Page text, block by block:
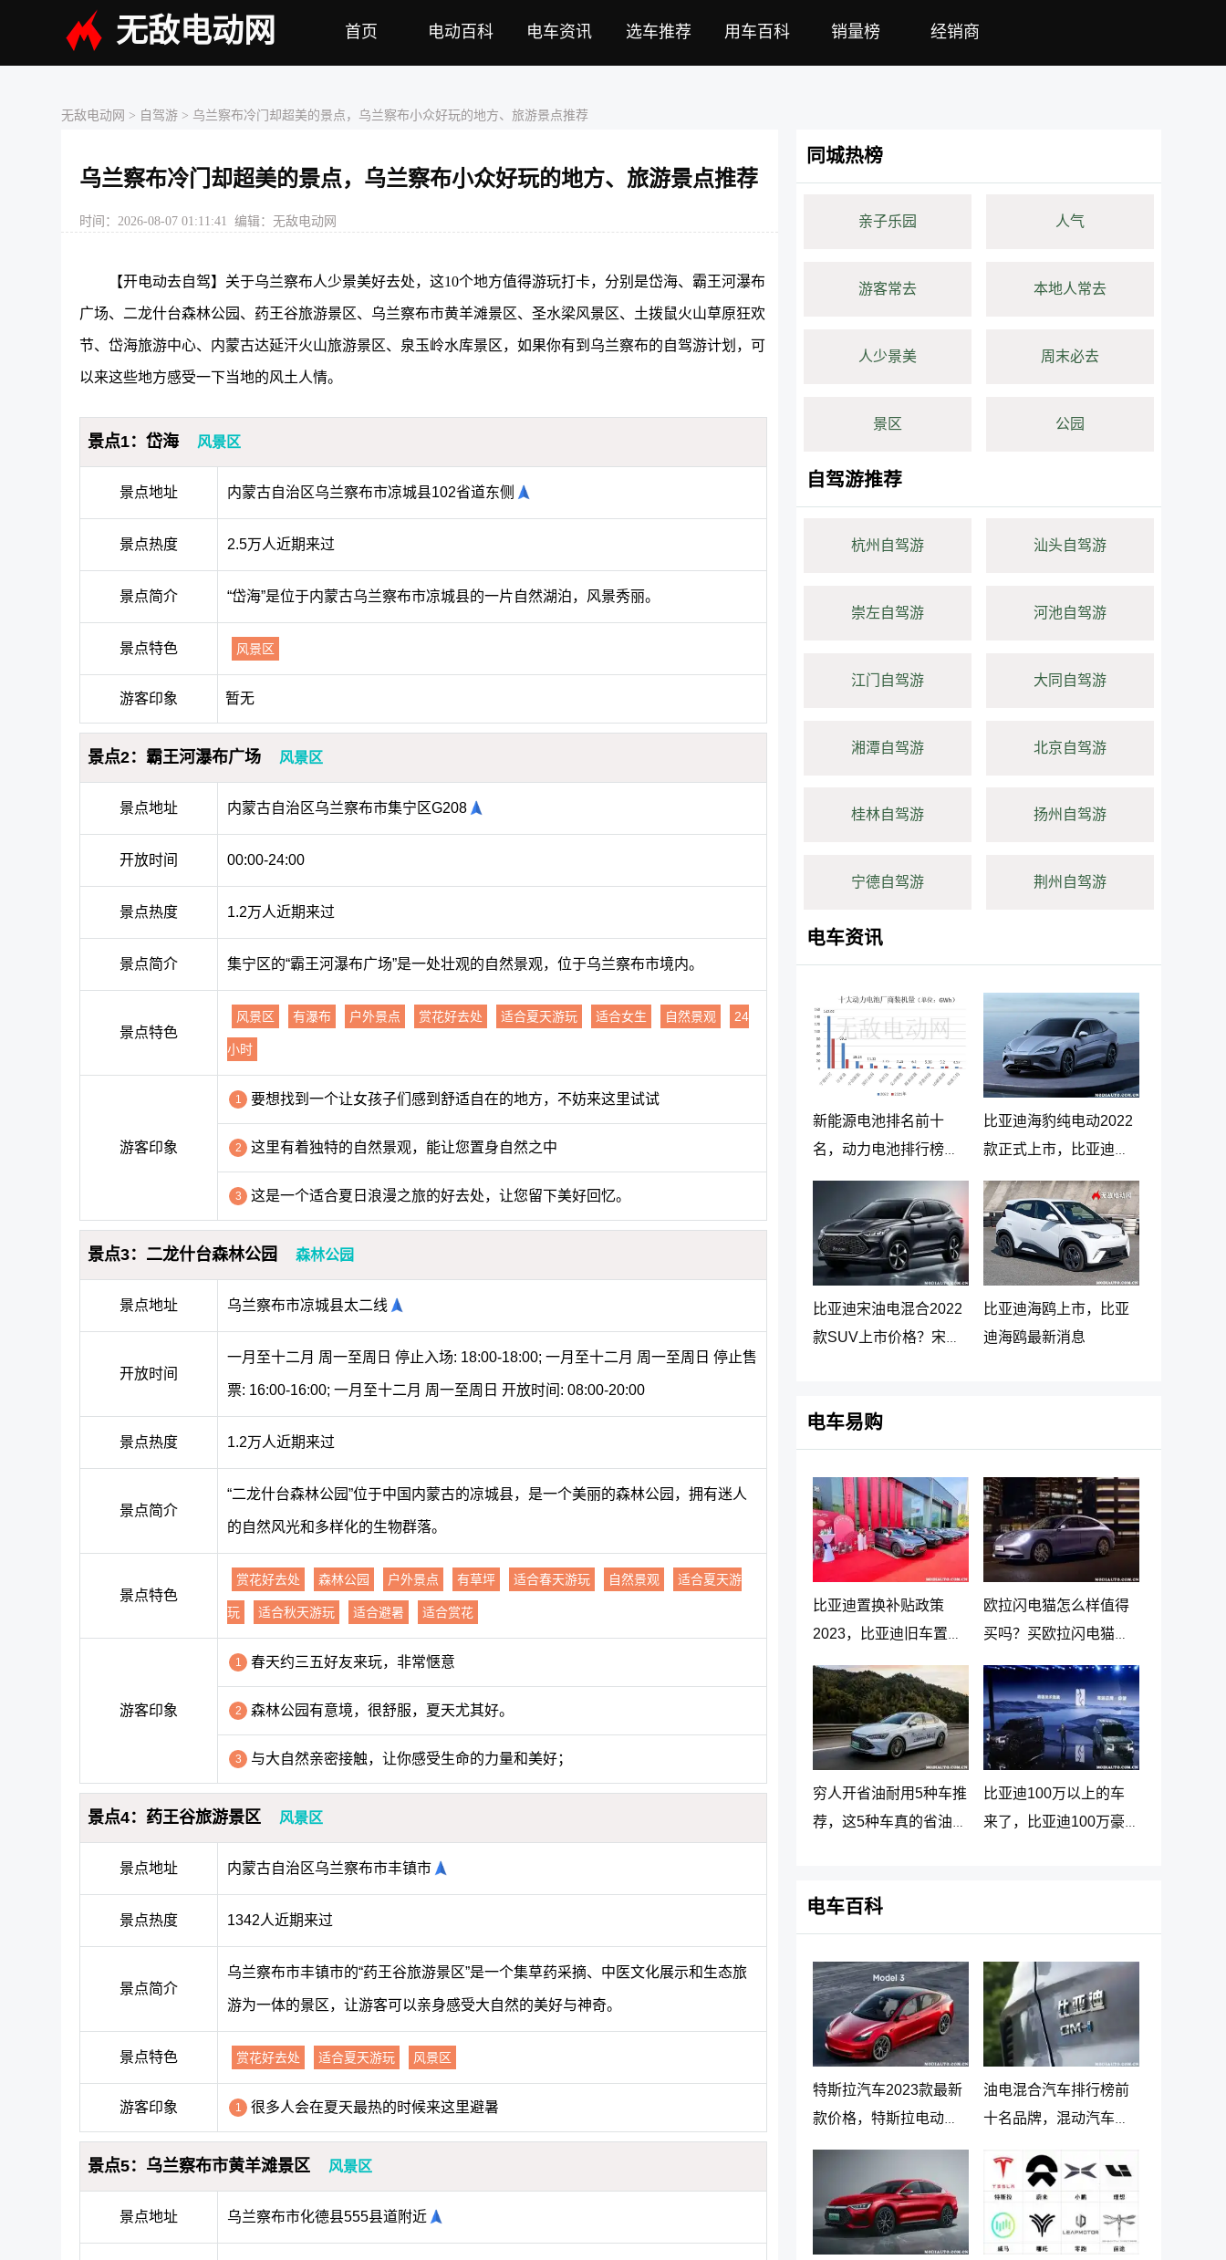
无敌电动网 首页 电动百科 电车资讯 选车推荐 用车百科 销量榜 经销商
无敌电动网 > 自驾游 > 乌兰察布冷门却超美的景点，乌兰察布小众好玩的地方、旅游景点推荐
乌兰察布冷门却超美的景点，乌兰察布小众好玩的地方、旅游景点推荐
时间：2026-08-07 01:11:41 编辑：无敌电动网
【开电动去自驾】关于乌兰察布人少景美好去处，这10个地方值得游玩打卡，分别是岱海、霸王河瀑布
广场、二龙什台森林公园、药王谷旅游景区、乌兰察布市黄羊滩景区、圣水梁风景区、土拨鼠火山草原狂欢
节、岱海旅游中心、内蒙古达延汗火山旅游景区、泉玉岭水库景区，如果你有到乌兰察布的自驾游计划，可
以来这些地方感受一下当地的风土人情。
景点1：岱海 风景区
景点地址 内蒙古自治区乌兰察布市凉城县102省道东侧
景点热度 2.5万人近期来过
景点简介 “岱海”是位于内蒙古乌兰察布市凉城县的一片自然湖泊，风景秀丽。
景点特色 风景区
游客印象 暂无
景点2：霸王河瀑布广场 风景区
景点地址 内蒙古自治区乌兰察布市集宁区G208
开放时间 00:00-24:00
景点热度 1.2万人近期来过
景点简介 集宁区的“霸王河瀑布广场”是一处壮观的自然景观，位于乌兰察布市境内。
景点特色
风景区 有瀑布 户外景点 赏花好去处 适合夏天游玩 适合女生 自然景观 24
小时
游客印象
1 要想找到一个让女孩子们感到舒适自在的地方，不妨来这里试试
2 这里有着独特的自然景观，能让您置身自然之中
3 这是一个适合夏日浪漫之旅的好去处，让您留下美好回忆。
景点3：二龙什台森林公园 森林公园
景点地址 乌兰察布市凉城县太二线
开放时间
一月至十二月 周一至周日 停止入场: 18:00-18:00; 一月至十二月 周一至周日 停止售
票: 16:00-16:00; 一月至十二月 周一至周日 开放时间: 08:00-20:00
景点热度 1.2万人近期来过
景点简介
“二龙什台森林公园”位于中国内蒙古的凉城县，是一个美丽的森林公园，拥有迷人
的自然风光和多样化的生物群落。
景点特色
赏花好去处 森林公园 户外景点 有草坪 适合春天游玩 自然景观 适合夏天游
玩 适合秋天游玩 适合避暑 适合赏花
游客印象
1 春天约三五好友来玩，非常惬意
2 森林公园有意境，很舒服，夏天尤其好。
3 与大自然亲密接触，让你感受生命的力量和美好；
景点4：药王谷旅游景区 风景区
景点地址 内蒙古自治区乌兰察布市丰镇市
景点热度 1342人近期来过
景点简介
乌兰察布市丰镇市的“药王谷旅游景区”是一个集草药采摘、中医文化展示和生态旅
游为一体的景区，让游客可以亲身感受大自然的美好与神奇。
景点特色 赏花好去处 适合夏天游玩 风景区
游客印象 1 很多人会在夏天最热的时候来这里避暑
景点5：乌兰察布市黄羊滩景区 风景区
景点地址 乌兰察布市化德县555县道附近
同城热榜
亲子乐园 人气
游客常去 本地人常去
人少景美 周末必去
景区 公园
自驾游推荐
杭州自驾游 汕头自驾游
崇左自驾游 河池自驾游
江门自驾游 大同自驾游
湘潭自驾游 北京自驾游
桂林自驾游 扬州自驾游
宁德自驾游 荆州自驾游
电车资讯
新能源电池排名前十
名，动力电池排行榜前
十名
比亚迪海豹纯电动2022
款正式上市，比亚迪海
豹纯电动报价20.98万起
比亚迪宋油电混合2022
款SUV上市价格？宋
比亚迪海鸥上市，比亚
迪海鸥最新消息
电车易购
比亚迪置换补贴政策
2023，比亚迪旧车置换
新车价格表
欧拉闪电猫怎么样值得
买吗？买欧拉闪电猫十
大忠告
穷人开省油耐用5种车推
荐，这5种车真的省油又
比亚迪100万以上的车
来了，比亚迪100万豪
电车百科
特斯拉汽车2023款最新
款价格，特斯拉电动汽
车价格及落地价
油电混合汽车排行榜前
十名品牌，混动汽车十